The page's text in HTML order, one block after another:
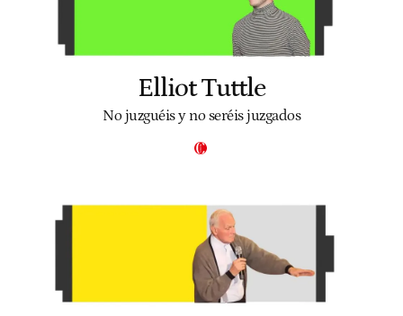
Elliot Tuttle
No juzguéis y no seréis juzgados